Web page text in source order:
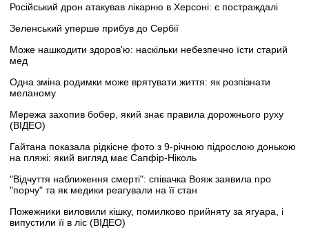
Російський дрон атакував лікарню в Херсоні: є постраждалі
Зеленський уперше прибув до Сербії
Може нашкодити здоров'ю: наскільки небезпечно їсти старий
мед
Одна зміна родимки може врятувати життя: як розпізнати
меланому
Мережа захопив бобер, який знає правила дорожнього руху
(ВІДЕО)
Гайтана показала рідкісне фото з 9-річною підрослою донькою
на пляжі: який вигляд має Сапфір-Ніколь
"Відчуття наближення смерті": співачка Вояж заявила про
"порчу" та як медики реагували на її стан
Пожежники виловили кішку, помилково прийняту за ягуара, і
випустили її в ліс (ВІДЕО)